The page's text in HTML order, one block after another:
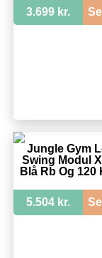
3.699 kr.
Jungle Gym
Swing Modul
Blå Rb Og 120
5.504 kr.